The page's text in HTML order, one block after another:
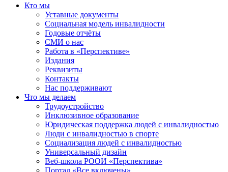
Кто мы
Уставные документы
Социальная модель инвалидности
Годовые отчёты
СМИ о нас
Работа в «Перспективе»
Издания
Реквизиты
Контакты
Нас поддерживают
Что мы делаем
Трудоустройство
Инклюзивное образование
Юридическая поддержка людей с инвалидностью
Люди с инвалидностью в спорте
Социализация людей с инвалидностью
Универсальный дизайн
Веб-школа РООИ «Перспектива»
Портал «Все включены»